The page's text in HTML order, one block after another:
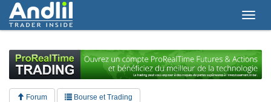
T
g
l
e
n
Forum Bourse et Trading